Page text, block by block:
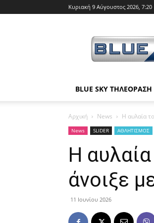
Κυριακή 9 Αύγουστος 2026, 7:20
BLUE SKY ΤΗΛΕΟΡΑΣΗ
Αρχική News Η αυλαία
News SLIDER ΑΘΛΗΤΙΣΜΟΣ
Η
άνοιξε
11 Ιουνίου 2026